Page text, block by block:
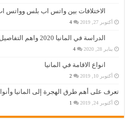
الاختلافات بين واتس اب بلس وواتس
أكتوبر 27, 2019 4
الدراسة في المانيا 2020 واهم التفاصيل عنها
يناير 28, 2020 4
انواع الاقامة في المانيا
أكتوبر 10, 2019 2
تعرف على أهم طرق الهجرة إلى المانيا
أكتوبر 24, 2019 1